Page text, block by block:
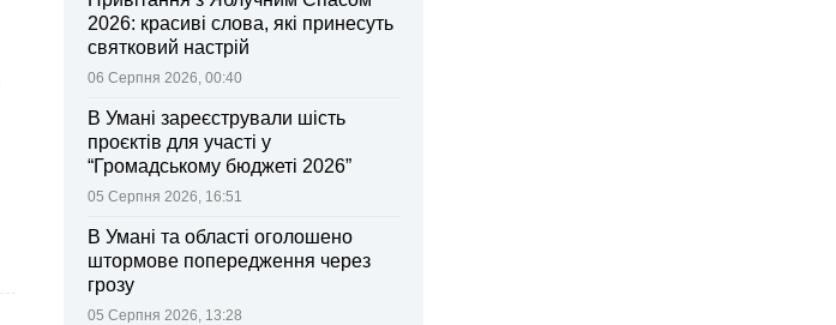
2026: красиві слова, які принесуть
святковий настрій
06 Серпня 2026, 00:40
В Умані зареєстрували шість
проєктів для участі у
“Громадському бюджеті 2026”
05 Серпня 2026, 16:51
В Умані та області оголошено
штормове попередження через
грозу
05 Серпня 2026, 13:28